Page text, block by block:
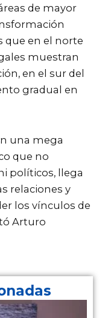
de mayor
que en el norte
muestran
en el sur del
gradual en
una mega
que no
políticos, llega
relaciones y
los vínculos de
Arturo